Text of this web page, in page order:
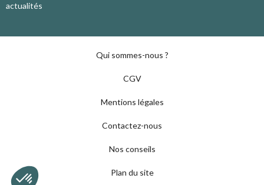
actualités
Qui sommes-nous ?
CGV
Mentions légales
Contactez-nous
Nos conseils
Plan du site